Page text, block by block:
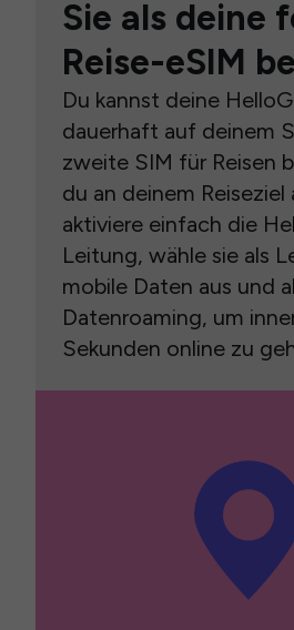
Sie als deine
Reise-eSIM
Du kannst deine
dauerhaft auf deinem
zweite SIM für Reisen
du an deinem
aktiviere einfach die
Leitung, wähle sie als
mobile Daten aus und
Datenroaming, um
Sekunden online zu